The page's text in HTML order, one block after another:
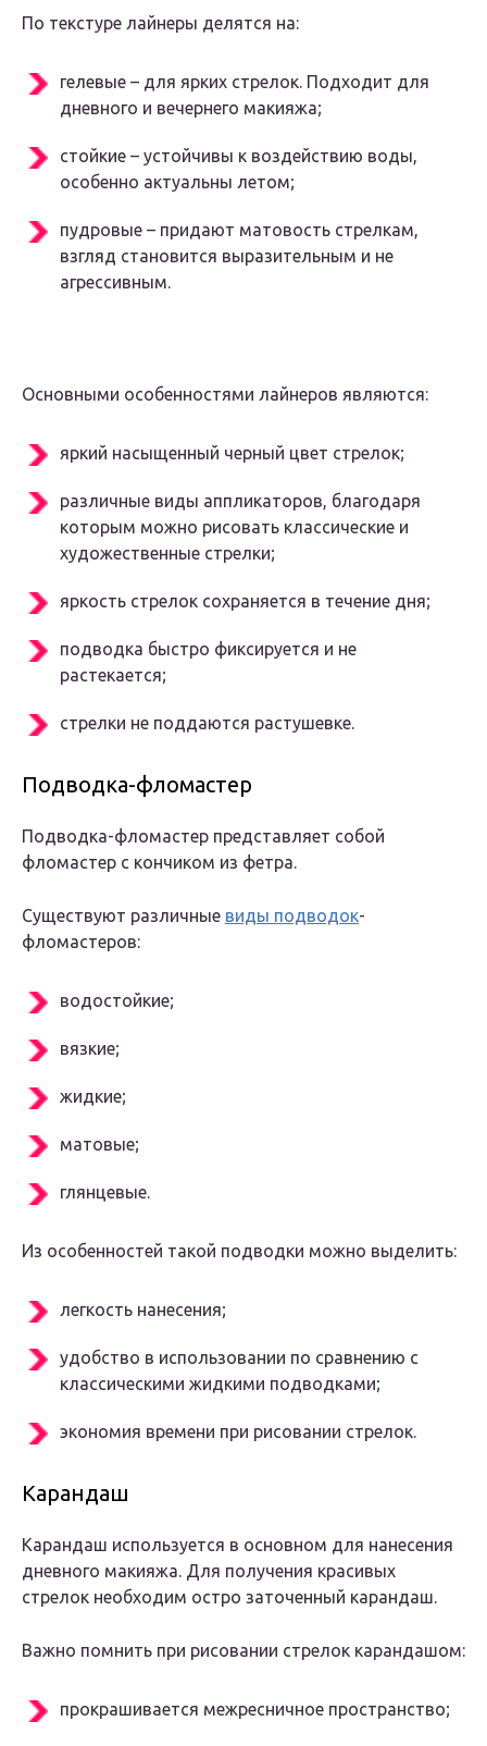
По текстуре лайнеры делятся на:
гелевые – для ярких стрелок. Подходит для
дневного и вечернего макияжа;
стойкие – устойчивы к воздействию воды,
особенно актуальны летом;
пудровые – придают матовость стрелкам,
взгляд становится выразительным и не
агрессивным.
Основными особенностями лайнеров являются:
яркий насыщенный черный цвет стрелок;
различные виды аппликаторов, благодаря
которым можно рисовать классические и
художественные стрелки;
яркость стрелок сохраняется в течение дня;
подводка быстро фиксируется и не
растекается;
стрелки не поддаются растушевке.
Подводка-фломастер
Подводка-фломастер представляет собой
фломастер с кончиком из фетра.
Существуют различные виды подводок-
фломастеров:
водостойкие;
вязкие;
жидкие;
матовые;
глянцевые.
Из особенностей такой подводки можно выделить:
легкость нанесения;
удобство в использовании по сравнению с
классическими жидкими подводками;
экономия времени при рисовании стрелок.
Карандаш
Карандаш используется в основном для нанесения
дневного макияжа. Для получения красивых
стрелок необходим остро заточенный карандаш.
Важно помнить при рисовании стрелок карандашом:
прокрашивается межресничное пространство;